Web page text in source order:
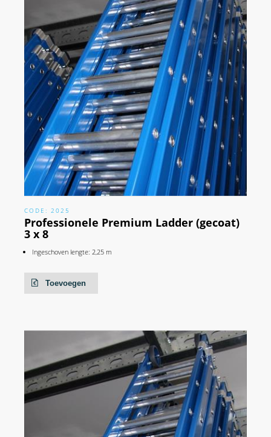
CODE: 2025
Professionele Premium Ladder (gecoat)
3 x 8
Ingeschoven lengte: 2,25 m
Toevoegen